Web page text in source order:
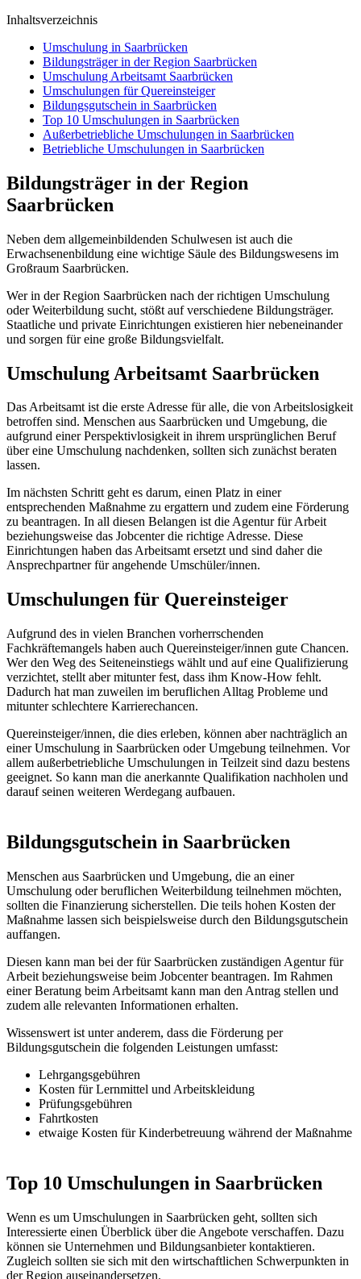
Inhaltsverzeichnis
Umschulung in Saarbrücken
Bildungsträger in der Region Saarbrücken
Umschulung Arbeitsamt Saarbrücken
Umschulungen für Quereinsteiger
Bildungsgutschein in Saarbrücken
Top 10 Umschulungen in Saarbrücken
Außerbetriebliche Umschulungen in Saarbrücken
Betriebliche Umschulungen in Saarbrücken
Bildungsträger in der Region
Saarbrücken
Neben dem allgemeinbildenden Schulwesen ist auch die
Erwachsenenbildung eine wichtige Säule des Bildungswesens im
Großraum Saarbrücken.
Wer in der Region Saarbrücken nach der richtigen Umschulung
oder Weiterbildung sucht, stößt auf verschiedene Bildungsträger.
Staatliche und private Einrichtungen existieren hier nebeneinander
und sorgen für eine große Bildungsvielfalt.
Umschulung Arbeitsamt Saarbrücken
Das Arbeitsamt ist die erste Adresse für alle, die von Arbeitslosigkeit
betroffen sind. Menschen aus Saarbrücken und Umgebung, die
aufgrund einer Perspektivlosigkeit in ihrem ursprünglichen Beruf
über eine Umschulung nachdenken, sollten sich zunächst beraten
lassen.
Im nächsten Schritt geht es darum, einen Platz in einer
entsprechenden Maßnahme zu ergattern und zudem eine Förderung
zu beantragen. In all diesen Belangen ist die Agentur für Arbeit
beziehungsweise das Jobcenter die richtige Adresse. Diese
Einrichtungen haben das Arbeitsamt ersetzt und sind daher die
Ansprechpartner für angehende Umschüler/innen.
Umschulungen für Quereinsteiger
Aufgrund des in vielen Branchen vorherrschenden
Fachkräftemangels haben auch Quereinsteiger/innen gute Chancen.
Wer den Weg des Seiteneinstiegs wählt und auf eine Qualifizierung
verzichtet, stellt aber mitunter fest, dass ihm Know-How fehlt.
Dadurch hat man zuweilen im beruflichen Alltag Probleme und
mitunter schlechtere Karrierechancen.
Quereinsteiger/innen, die dies erleben, können aber nachträglich an
einer Umschulung in Saarbrücken oder Umgebung teilnehmen. Vor
allem außerbetriebliche Umschulungen in Teilzeit sind dazu bestens
geeignet. So kann man die anerkannte Qualifikation nachholen und
darauf seinen weiteren Werdegang aufbauen.
Bildungsgutschein in Saarbrücken
Menschen aus Saarbrücken und Umgebung, die an einer
Umschulung oder beruflichen Weiterbildung teilnehmen möchten,
sollten die Finanzierung sicherstellen. Die teils hohen Kosten der
Maßnahme lassen sich beispielsweise durch den Bildungsgutschein
auffangen.
Diesen kann man bei der für Saarbrücken zuständigen Agentur für
Arbeit beziehungsweise beim Jobcenter beantragen. Im Rahmen
einer Beratung beim Arbeitsamt kann man den Antrag stellen und
zudem alle relevanten Informationen erhalten.
Wissenswert ist unter anderem, dass die Förderung per
Bildungsgutschein die folgenden Leistungen umfasst:
Lehrgangsgebühren
Kosten für Lernmittel und Arbeitskleidung
Prüfungsgebühren
Fahrtkosten
etwaige Kosten für Kinderbetreuung während der Maßnahme
Top 10 Umschulungen in Saarbrücken
Wenn es um Umschulungen in Saarbrücken geht, sollten sich
Interessierte einen Überblick über die Angebote verschaffen. Dazu
können sie Unternehmen und Bildungsanbieter kontaktieren.
Zugleich sollten sie sich mit den wirtschaftlichen Schwerpunkten in
der Region auseinandersetzen.